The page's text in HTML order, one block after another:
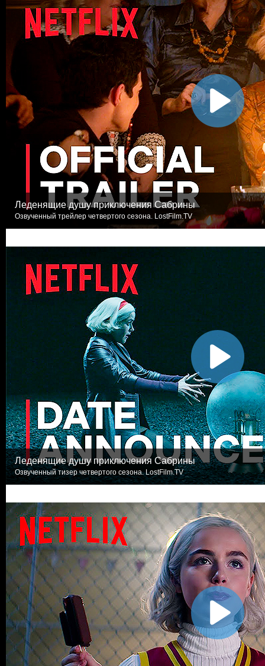
Леденящие душу приключения Сабрины
Озвученный трейлер четвертого сезона. LostFilm.TV
Леденящие душу приключения Сабрины
Озвученный тизер четвертого сезона. LostFilm.TV